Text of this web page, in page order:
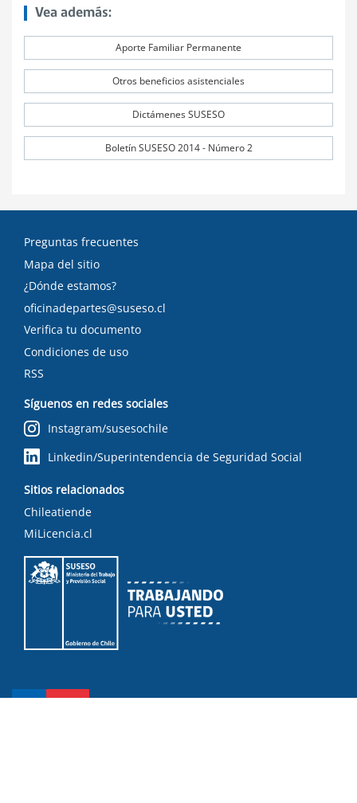
Vea además:
Aporte Familiar Permanente
Otros beneficios asistenciales
Dictámenes SUSESO
Boletín SUSESO 2014 - Número 2
Preguntas frecuentes
Mapa del sitio
¿Dónde estamos?
oficinadepartes@suseso.cl
Verifica tu documento
Condiciones de uso
RSS
Síguenos en redes sociales
Instagram/susesochile
Linkedin/Superintendencia de Seguridad Social
Sitios relacionados
Chileatiende
MiLicencia.cl